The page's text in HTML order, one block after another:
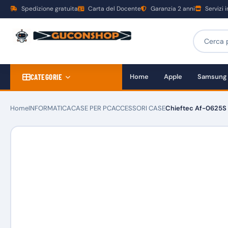
Spedizione gratuita Carta del Docente Garanzia 2 anni Servizi
CATEGORIE Home Apple Samsung
HomeINFORMATICACASE PER PCACCESSORI CASEChieftec Af-0625S